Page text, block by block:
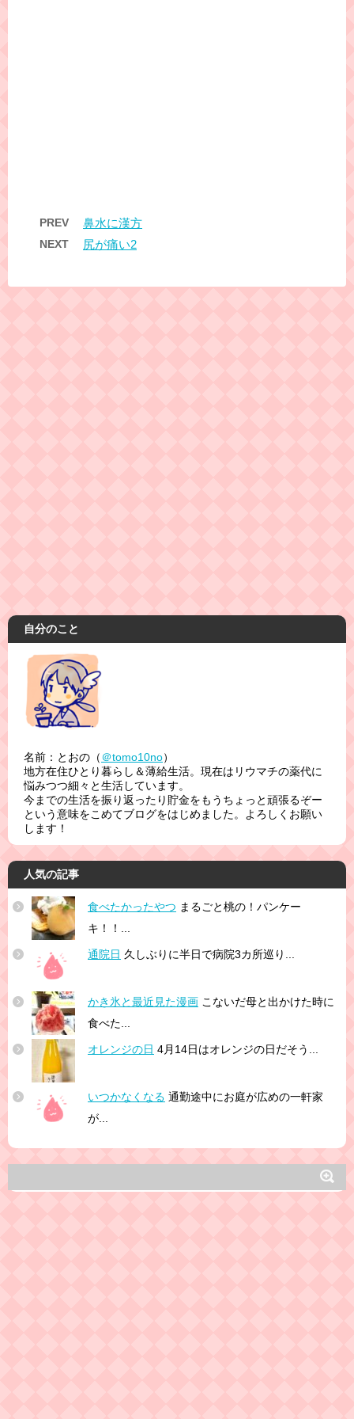
PREV 鼻水に漢方
NEXT 尻が痛い2
自分のこと
名前：とおの（＠tomo10no）
地方在住ひとり暮らし＆薄給生活。現在はリウマチの薬代に
悩みつつ細々と生活しています。
今までの生活を振り返ったり貯金をもうちょっと頑張るぞー
という意味をこめてブログをはじめました。よろしくお願い
します！
人気の記事
食べたかったやつ まるごと桃の！パンケー
キ！！...
通院日 久しぶりに半日で病院3カ所巡り...
かき氷と最近見た漫画 こないだ母と出かけた時に
食べた...
オレンジの日 4月14日はオレンジの日だそう...
いつかなくなる 通勤途中にお庭が広めの一軒家
が...